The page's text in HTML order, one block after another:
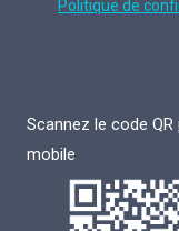
Politique de
Scannez le code
mobile